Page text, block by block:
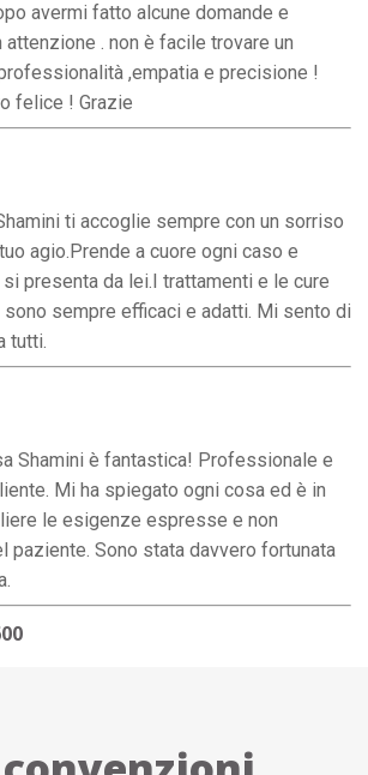
avermi fatto alcune domande e
attenzione . non è facile trovare un
,empatia e precisione !
felice ! Grazie
ti accoglie sempre con un sorriso
agio.Prende a cuore ogni caso e
presenta da lei.I trattamenti e le cure
sono sempre efficaci e adatti. Mi sento di
tutti.
Shamini è fantastica! Professionale e
Mi ha spiegato ogni cosa ed è in
le esigenze espresse e non
paziente. Sono stata davvero fortunata